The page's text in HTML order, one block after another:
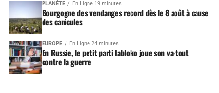
PLANÈTE En Ligne 19 minutes
Bourgogne des vendanges record dès le 8 août à cause
des canicules
EUROPE En Ligne 24 minutes
En Russie, le petit parti Iabloko joue son va-tout
contre la guerre